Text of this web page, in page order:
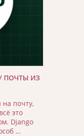
ПОЧТЫ ИЗ
почту,
это
Django
…